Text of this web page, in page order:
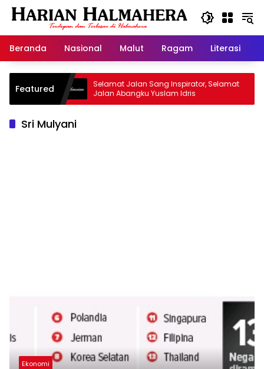
Langsung
Beranda
Nasional Malut Ragam Literasi
Featured
Selamat Jalan Sang Inspirator, Selamat
Jalan Abangku Yuslam Idris
Sri Mulyani
Ekonomi